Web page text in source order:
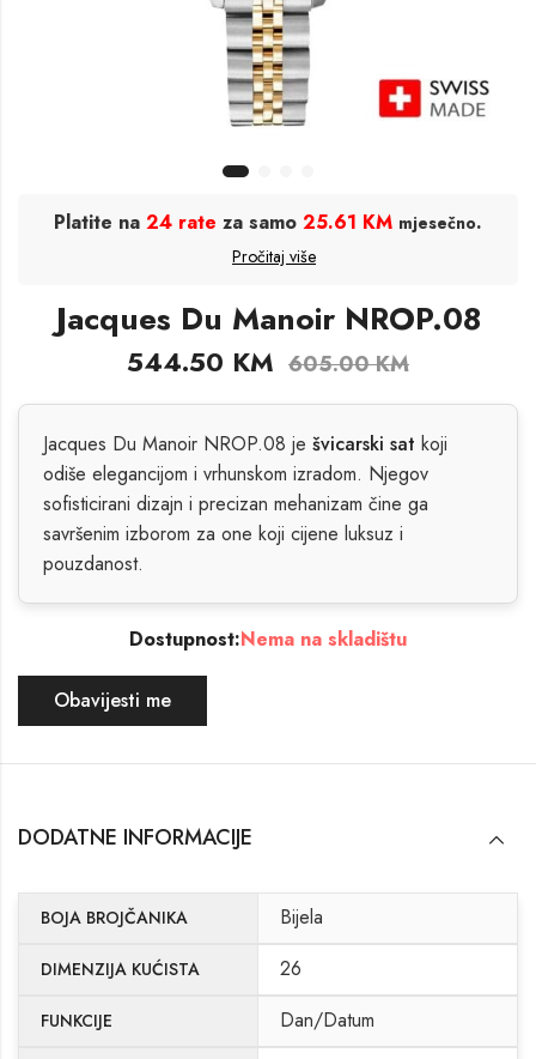
Platite na 24 rate za samo 25.61 KM mjesečno.
Pročitaj više
Jacques Du Manoir NROP.08
544.50 KM 605.00KM
Jacques Du Manoir NROP.08 je švicarski sat koji
odiše elegancijom i vrhunskom izradom. Njegov
sofisticirani dizajn i precizan mehanizam čine ga
savršenim izborom za one koji cijene luksuz i
pouzdanost.
Dostupnost:Nema na skladištu
Obavijesti me
DODATNE INFORMACIJE
BOJA BROJČANIKA Bijela
DIMENZIJA KUĆISTA 26
FUNKCIJE Dan/Datum